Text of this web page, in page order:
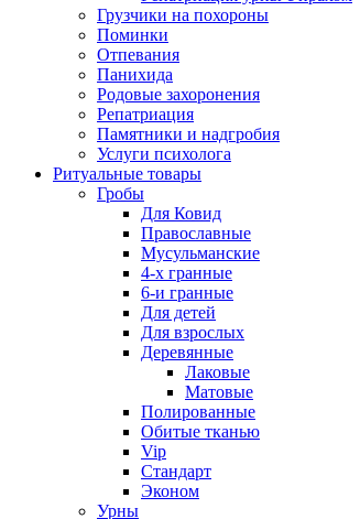
Грузчики на похороны
Поминки
Отпевания
Панихида
Родовые захоронения
Репатриация
Памятники и надгробия
Услуги психолога
Ритуальные товары
Гробы
Для Ковид
Православные
Мусульманские
4-х гранные
6-и гранные
Для детей
Для взрослых
Деревянные
Лаковые
Матовые
Полированные
Обитые тканью
Vip
Стандарт
Эконом
Урны